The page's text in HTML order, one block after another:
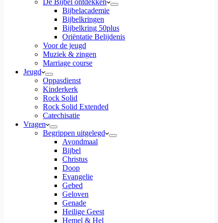
De Bijbel ontdekken
Bijbelacademie
Bijbelkringen
Bijbelkring 50plus
Oriëntatie Belijdenis
Voor de jeugd
Muziek & zingen
Marriage course
Jeugd
Oppasdienst
Kinderkerk
Rock Solid
Rock Solid Extended
Catechisatie
Vragen
Begrippen uitgelegd
Avondmaal
Bijbel
Christus
Doop
Evangelie
Gebed
Geloven
Genade
Heilige Geest
Hemel & Hel